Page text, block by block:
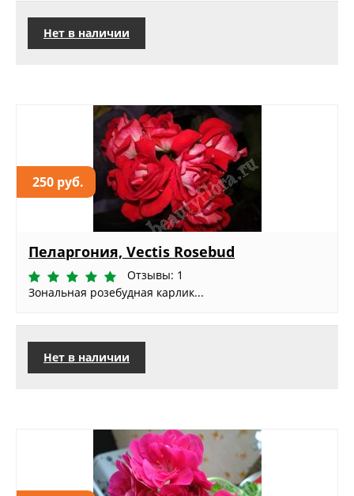
Нет в наличии
250 руб.
Пеларгония, Vectis Rosebud
Отзывы: 1
Зональная розебудная карлик...
Нет в наличии